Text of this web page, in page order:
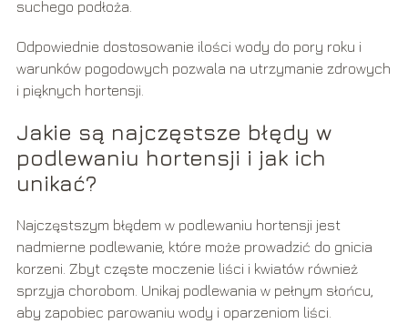
suchego podłoża.
Odpowiednie dostosowanie ilości wody do pory roku i
warunków pogodowych pozwala na utrzymanie zdrowych
i pięknych hortensji.
Jakie są najczęstsze błędy w
podlewaniu hortensji i jak ich
unikać?
Najczęstszym błędem w podlewaniu hortensji jest
nadmierne podlewanie, które może prowadzić do gnicia
korzeni. Zbyt częste moczenie liści i kwiatów również
sprzyja chorobom. Unikaj podlewania w pełnym słońcu,
aby zapobiec parowaniu wody i oparzeniom liści.